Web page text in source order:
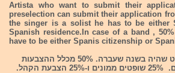
Artista who want to submit their
preselection can submit their application
the singer is a solist he has to be either
Spanish residence.In case of a band ,
have to be either Spanis citizenship or
השיפוט יהיה זהה לשיפוט שהיה בשנה שעברה. 50% מכלל ההצבעות